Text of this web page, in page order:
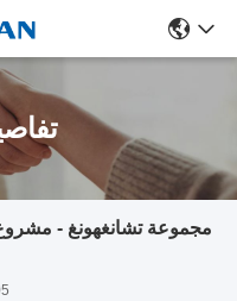
مجموعة تشانغهونغ -